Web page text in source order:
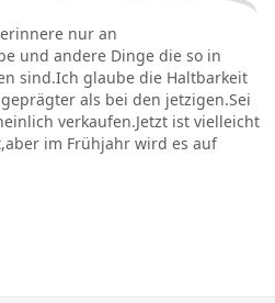
nur an
und andere Dinge die so in
sind.Ich glaube die Haltbarkeit
als bei den jetzigen.Sei
verkaufen.Jetzt ist vielleicht
im Frühjahr wird es auf